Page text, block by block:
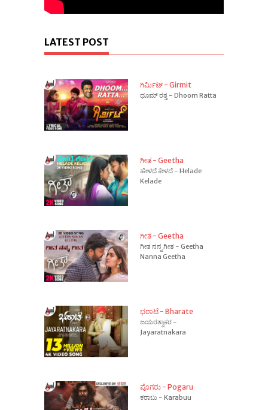
LATEST POST
ಗಿರ್ಮಿಟ್ - Girmit
ಧೂಮ್ ರತ್ತ - Dhoom Ratta
ಗೀತ - Geetha
ಹೇಳದೆ ಕೇಳದೆ - Helade
Kelade
ಗೀತ - Geetha
ಗೀತ ನನ್ನ ಗೀತ - Geetha
Nanna Geetha
ಭರಾಟೆ - Bharate
ಜಯರತ್ನಾಕರ -
Jayaratnakara
ಪೊಗರು - Pogaru
ಕರಾಬು - Karabuu